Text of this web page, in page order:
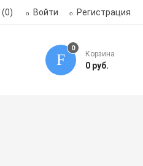
(0) Войти Регистрация
0
Корзина
0 руб.